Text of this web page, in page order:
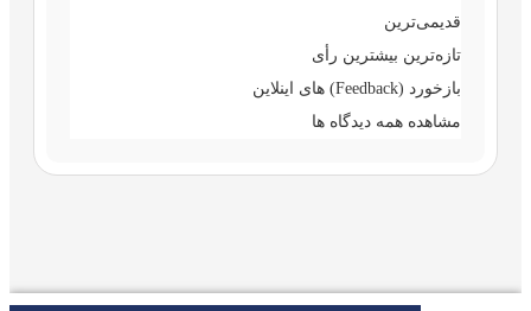
قدیمی‌ترین
تازه‌ترین بیشترین رأی
بازخورد (Feedback) های اینلاین
مشاهده همه دیدگاه ها